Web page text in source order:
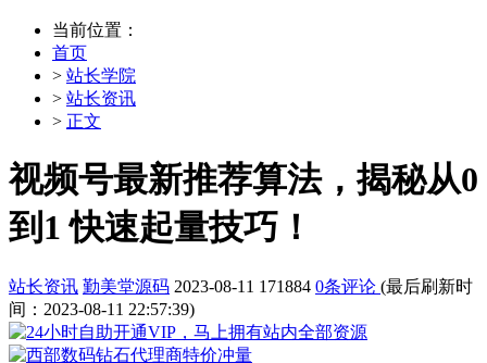
当前位置：
首页
> 站长学院
> 站长资讯
> 正文
视频号最新推荐算法，揭秘从0
到1 快速起量技巧！
站长资讯 勤美堂源码 2023-08-11 171884 0条评论 (最后刷新时
间：2023-08-11 22:57:39)